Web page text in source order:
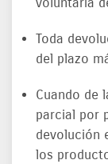
voluntaria
Toda
del plazo
Cuando de
parcial por
devolución
los